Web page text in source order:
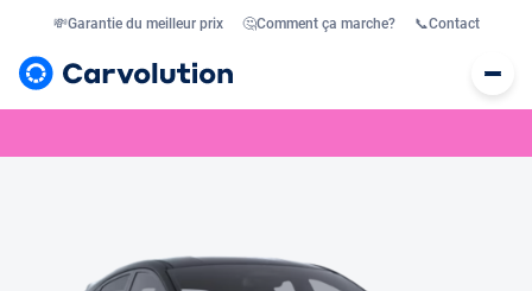
💸Garantie du meilleur prix 🤔Comment ça marche? 📞Contact